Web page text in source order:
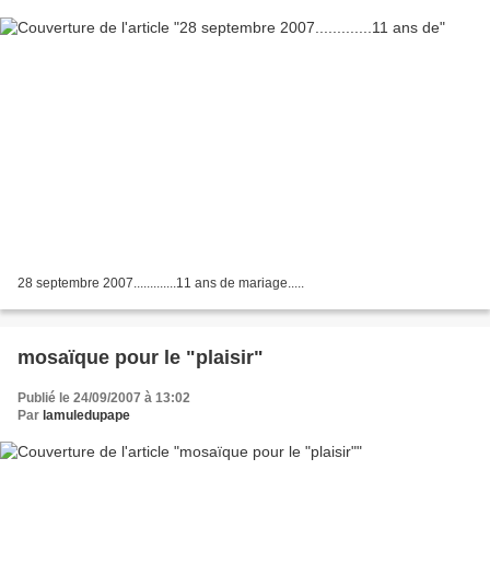
28 septembre 2007.............11 ans de mariage.....
mosaïque pour le "plaisir"
Publié le 24/09/2007 à 13:02
Par lamuledupape